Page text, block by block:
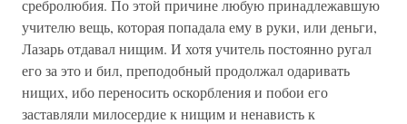
сребролюбия. По этой причине любую принадлежавшую
учителю вещь, которая попадала ему в руки, или деньги,
Лазарь отдавал нищим. И хотя учитель постоянно ругал
его за это и бил, преподобный продолжал одаривать
нищих, ибо переносить оскорбления и побои его
заставляли милосердие к нищим и ненависть к